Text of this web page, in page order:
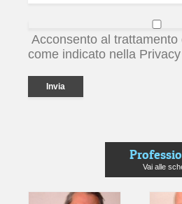
Acconsento al trattamento
come indicato nella
Vai alle